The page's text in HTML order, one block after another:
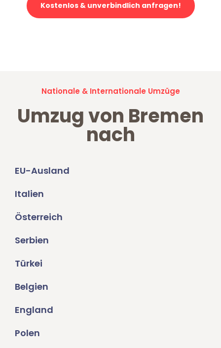
Kostenlos & unverbindlich anfragen!
Nationale & Internationale Umzüge
Umzug von Bremen
nach
EU-Ausland
Italien
Österreich
Serbien
Türkei
Belgien
England
Polen